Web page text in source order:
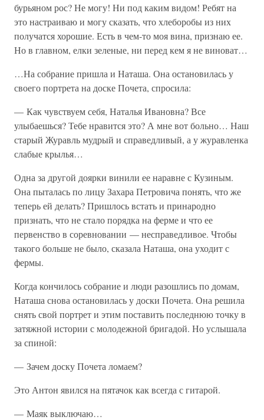
бурьяном рос? Не могу! Ни под каким видом! Ребят на
это настраиваю и могу сказать, что хлеборобы из них
получатся хорошие. Есть в чем-то моя вина, признаю ее.
Но в главном, елки зеленые, ни перед кем я не виноват…
…На собрание пришла и Наташа. Она остановилась у
своего портрета на доске Почета, спросила:
— Как чувствуем себя, Наталья Ивановна? Все
улыбаешься? Тебе нравится это? А мне вот больно… Наш
старый Журавль мудрый и справедливый, а у журавленка
слабые крылья…
Одна за другой доярки винили ее наравне с Кузиным.
Она пыталась по лицу Захара Петровича понять, что же
теперь ей делать? Пришлось встать и принародно
признать, что не стало порядка на ферме и что ее
первенство в соревновании — несправедливое. Чтобы
такого больше не было, сказала Наташа, она уходит с
фермы.
Когда кончилось собрание и люди разошлись по домам,
Наташа снова остановилась у доски Почета. Она решила
снять свой портрет и этим поставить последнюю точку в
затяжной истории с молодежной бригадой. Но услышала
за спиной:
— Зачем доску Почета ломаем?
Это Антон явился на пятачок как всегда с гитарой.
— Маяк выключаю…